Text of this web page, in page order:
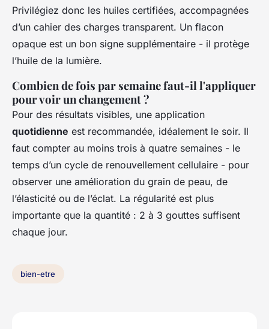
Privilégiez donc les huiles certifiées, accompagnées
d’un cahier des charges transparent. Un flacon
opaque est un bon signe supplémentaire - il protège
l’huile de la lumière.
Combien de fois par semaine faut-il l'appliquer
pour voir un changement ?
Pour des résultats visibles, une application
quotidienne est recommandée, idéalement le soir. Il
faut compter au moins trois à quatre semaines - le
temps d’un cycle de renouvellement cellulaire - pour
observer une amélioration du grain de peau, de
l’élasticité ou de l’éclat. La régularité est plus
importante que la quantité : 2 à 3 gouttes suffisent
chaque jour.
bien-etre